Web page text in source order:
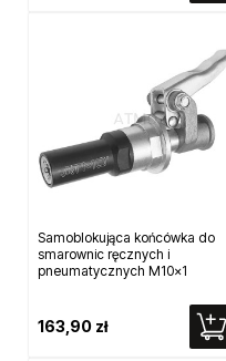
Samoblokująca końcówka do
smarownic ręcznych i
pneumatycznych M10x1
163,90 zł